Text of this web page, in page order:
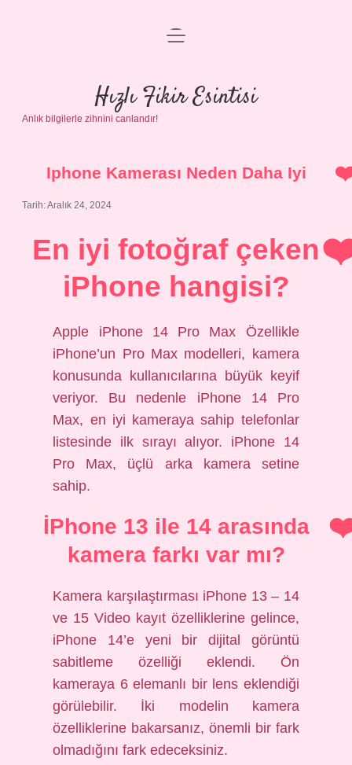
Anasayfa
Gizlilik Politikası
Yasal Uyarı
menüyü
Hızlı Fikir Esintisi
Anlık bilgilerle zihnini canlandır!
Iphone Kamerası Neden Daha Iyi
Tarih: Aralık 24, 2024
En iyi fotoğraf çeken
iPhone hangisi?
Apple iPhone 14 Pro Max Özellikle
iPhone’un Pro Max modelleri, kamera
konusunda kullanıcılarına büyük keyif
veriyor. Bu nedenle iPhone 14 Pro
Max, en iyi kameraya sahip telefonlar
listesinde ilk sırayı alıyor. iPhone 14
Pro Max, üçlü arka kamera setine
sahip.
İPhone 13 ile 14 arasında
kamera farkı var mı?
Kamera karşılaştırması iPhone 13 – 14
ve 15 Video kayıt özelliklerine gelince,
iPhone 14’e yeni bir dijital görüntü
sabitleme özelliği eklendi. Ön
kameraya 6 elemanlı bir lens eklendiği
görülebilir. İki modelin kamera
özelliklerine bakarsanız, önemli bir fark
olmadığını fark edeceksiniz.